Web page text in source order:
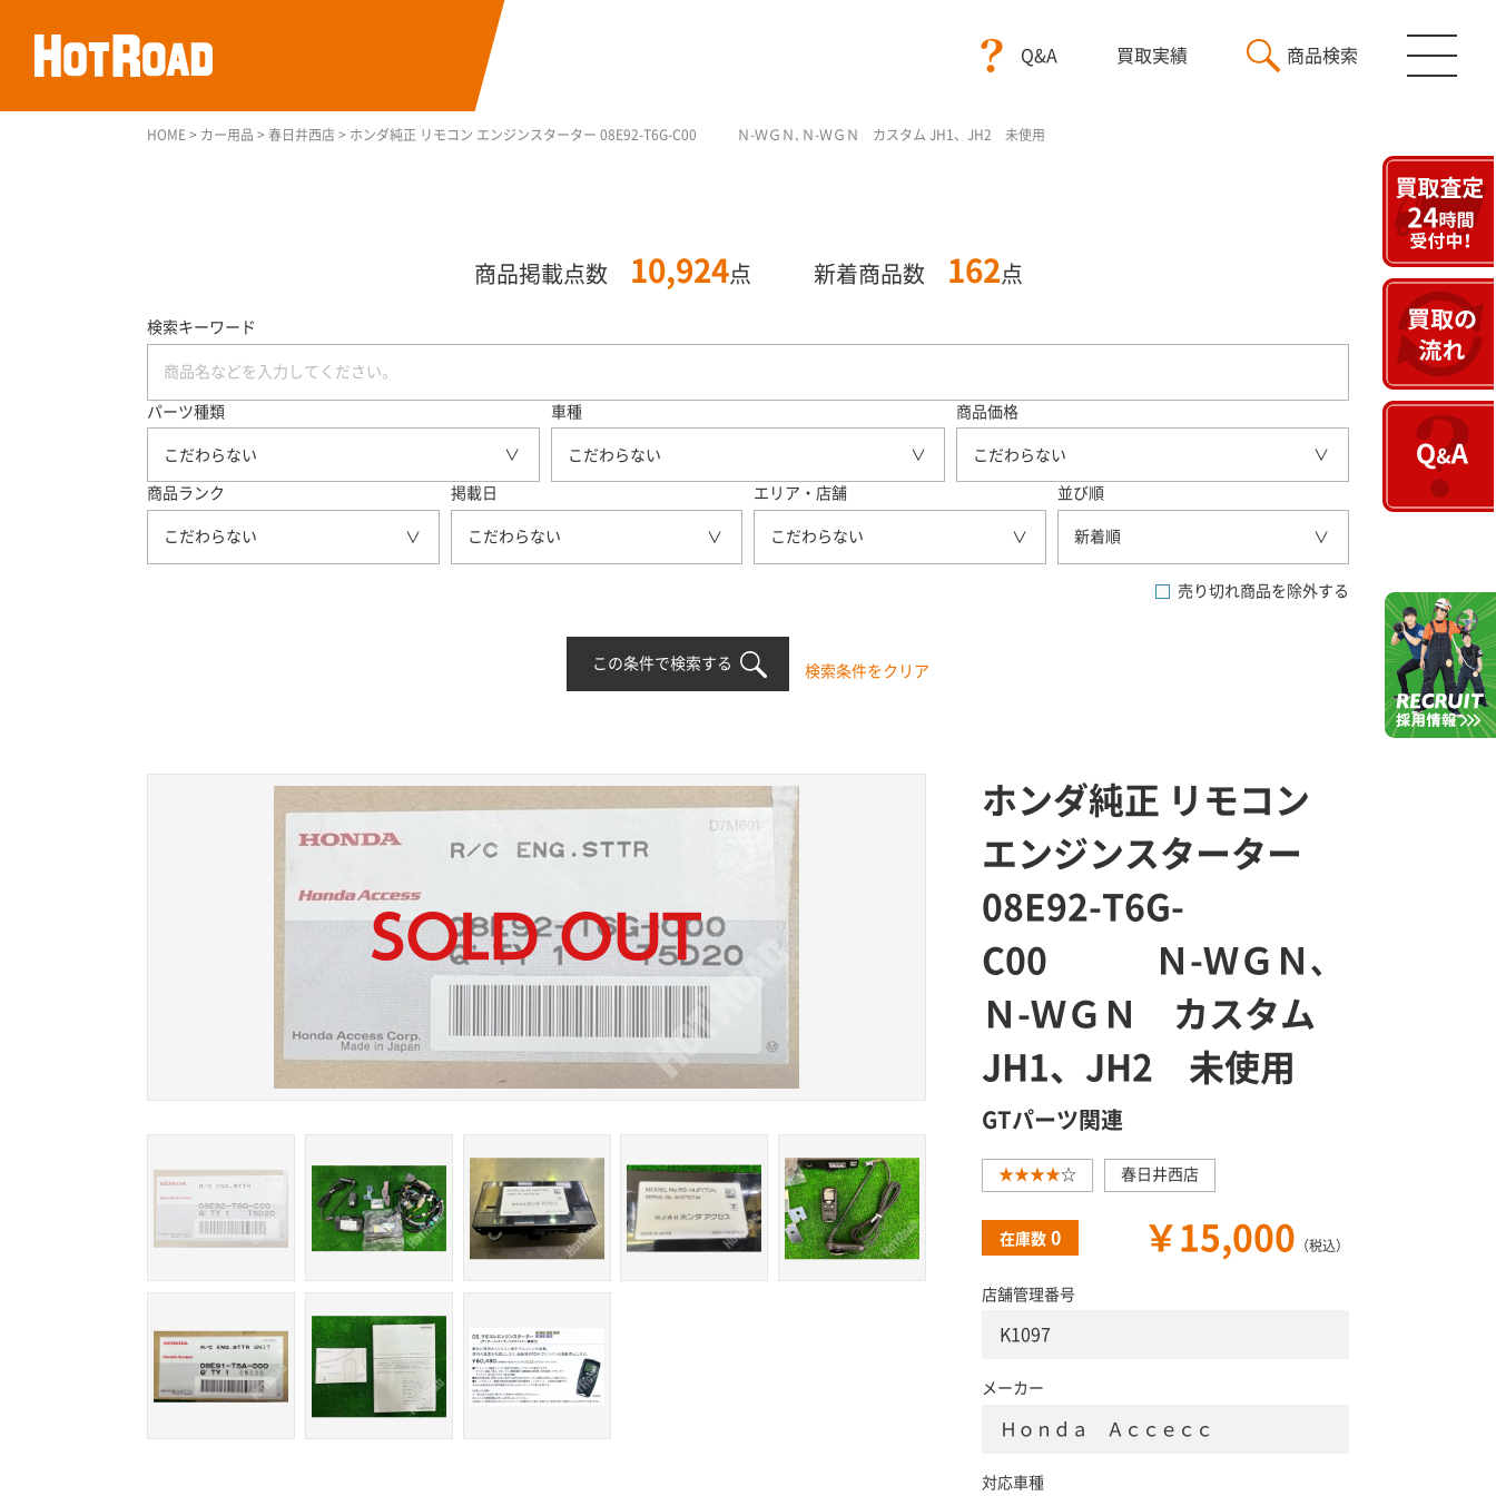
Q&A 買取実績 商品検索
HOME > カー用品 > 春日井西店 > ホンダ純正 リモコン エンジンスターター 08E92-T6G-C00 Ｎ-ＷＧＮ､Ｎ-ＷＧＮ カスタム JH1、JH2 未使用
商品掲載点数 10,924点 新着商品数 162 点
検索キーワード
パーツ種類
こだわらない
車種
こだわらない
商品価格
こだわらない
商品ランク
こだわらない
掲載日
こだわらない
エリア・店舗
こだわらない
並び順
新着順
売り切れ商品を除外する
この条件で検索する 検索条件をクリア
ホンダ純正 リモコン
エンジンスターター
08E92-T6G-
C00 Ｎ-ＷＧＮ､
Ｎ-ＷＧＮ カスタム
JH1、JH2 未使用
GTパーツ関連
★★★★☆ 春日井西店
在庫数 0 ￥15,000 （税込）
店舗管理番号
K1097
メーカー
Ｈｏｎｄａ Ａｃｃｅｃｃ
対応車種